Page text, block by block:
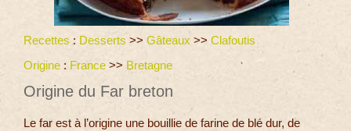
Recettes : Desserts >> Gâteaux >> Clafoutis
Origine : France >> Bretagne
Origine du Far breton
Le far est à l’origine une bouillie de farine de blé dur, de